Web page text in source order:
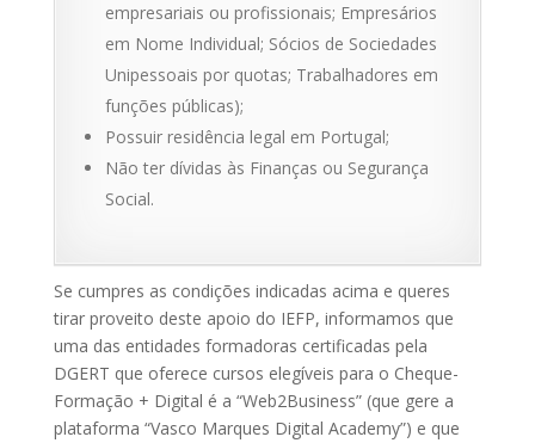
empresariais ou profissionais; Empresários
em Nome Individual; Sócios de Sociedades
Unipessoais por quotas; Trabalhadores em
funções públicas);
Possuir residência legal em Portugal;
Não ter dívidas às Finanças ou Segurança
Social.
Se cumpres as condições indicadas acima e queres
tirar proveito deste apoio do IEFP, informamos que
uma das entidades formadoras certificadas pela
DGERT que oferece cursos elegíveis para o Cheque-
Formação + Digital é a “Web2Business” (que gere a
plataforma “Vasco Marques Digital Academy”) e que